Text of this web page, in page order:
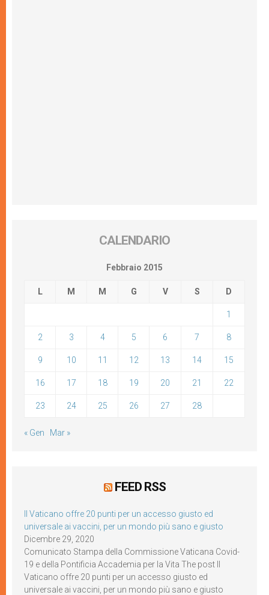
CALENDARIO
Febbraio 2015
L M M G V S D
1
2 3 4 5 6 7 8
9 10 11 12 13 14 15
16 17 18 19 20 21 22
23 24 25 26 27 28
« Gen Mar »
FEED RSS
Il Vaticano offre 20 punti per un accesso giusto ed
universale ai vaccini, per un mondo più sano e giusto
Dicembre 29, 2020
Comunicato Stampa della Commissione Vaticana Covid-
19 e della Pontificia Accademia per la Vita The post Il
Vaticano offre 20 punti per un accesso giusto ed
universale ai vaccini, per un mondo più sano e giusto